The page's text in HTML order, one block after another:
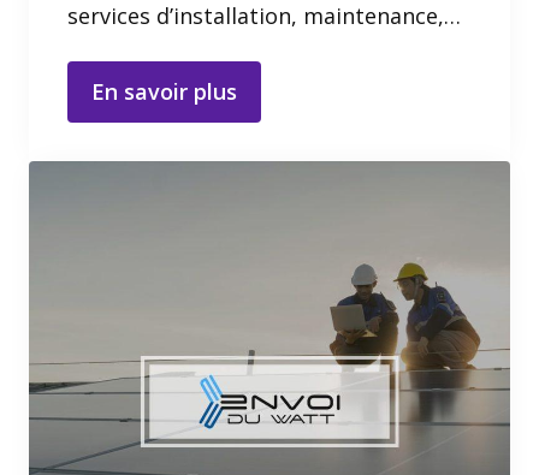
services d’installation, maintenance,…
En savoir plus